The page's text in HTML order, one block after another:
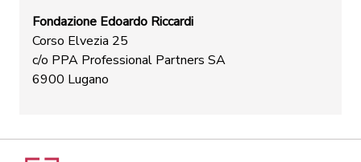
Fondazione Edoardo Riccardi
Corso Elvezia 25
c/o PPA Professional Partners SA
6900 Lugano